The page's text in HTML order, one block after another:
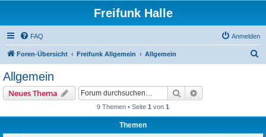
Freifunk Halle
FAQ Anmelden
Foren-Übersicht Freifunk Allgemein Allgemein
Allgemein
Neues Thema Suche
9 Themen • Seite 1 von 1
Themen